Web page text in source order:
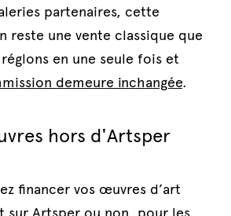
partenaires, cette
reste une vente classique que
demeure inchangée.
hors d'Artsper
financer vos œuvres d’art